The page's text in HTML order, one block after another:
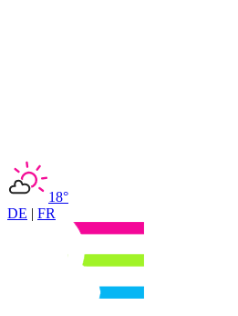
18°
DE | FR